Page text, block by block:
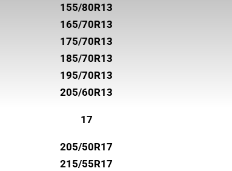
UNIROYAL
VREDESTEIN
WANLI
WESTLAKE
155/80R13
165/70R13
175/70R13
185/70R13
195/70R13
205/60R13
17
205/50R17
215/55R17